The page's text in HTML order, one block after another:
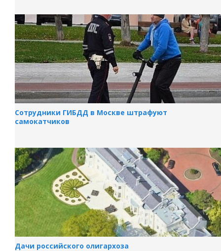
Сотрудники ГИБДД в Москве штрафуют
самокатчиков
Дачи российского олигархоза